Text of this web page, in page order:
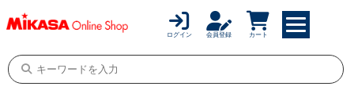
ログイン 会員登録 カート